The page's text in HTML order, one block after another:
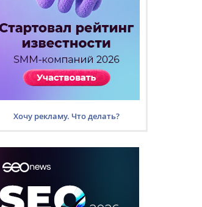
Хочу рекламу. Что делать?